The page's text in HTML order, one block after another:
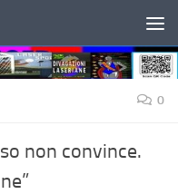
0
non convince.